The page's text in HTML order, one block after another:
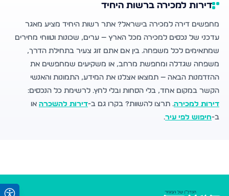
דירות למכירה ברשות היחיד
מחפשים דירה למכירה בישראל? אתר רשות היחיד מציע מאגר
עדכני של נכסים למכירה מכל הארץ — ערים, שכונות וטווחי מחירים
שמתאימים לכל משפחה. בין אם אתם זוג צעיר בתחילת הדרך,
משפחה שגדלה ומחפשת מרחב, או משקיעים שמחפשים את
ההזדמנות הבאה — תמצאו אצלנו את המידע, התמונות והאנשי
הקשר במקום אחד, בלי הסחות ובלי לחץ. לרשימת כל הנכסים:
דירות למכירה. תרצו להשוות? בקרו גם ב-דירות להשכרה או
ב-חיפוש לפי עיר.